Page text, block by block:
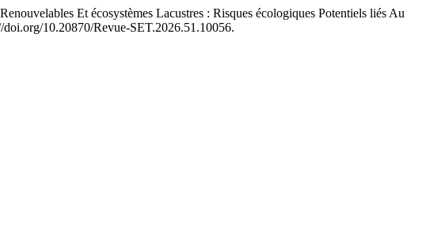
Et écosystèmes Lacustres : Risques écologiques Potentiels liés Au
10.20870/Revue-SET.2026.51.10056.